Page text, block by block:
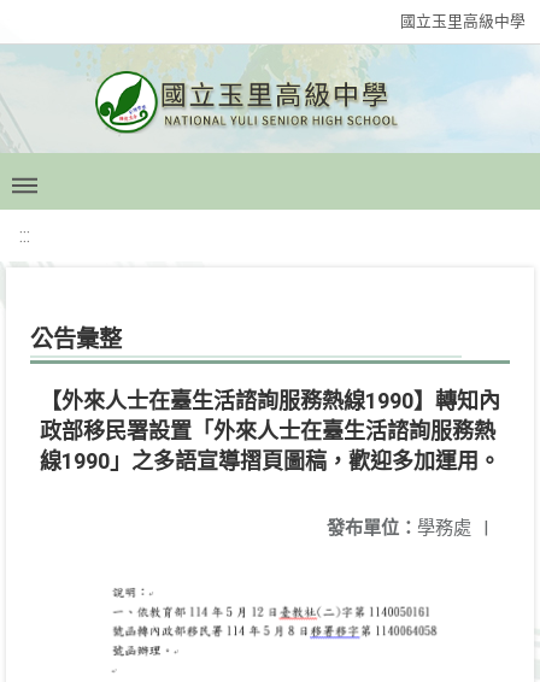
國立玉里高級中學
:::
公告彙整
【外來人士在臺生活諮詢服務熱線1990】轉知內
政部移民署設置「外來人士在臺生活諮詢服務熱
線1990」之多語宣導摺頁圖稿，歡迎多加運用。
發布單位： 學務處 |